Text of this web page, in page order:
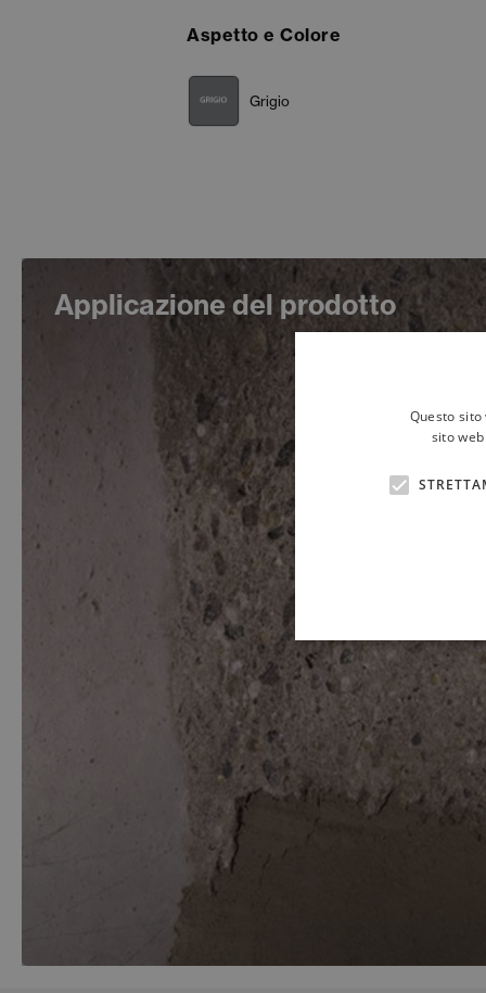
Aspetto e Colore
Grigio
Applicazione del prodotto
Questo
sito